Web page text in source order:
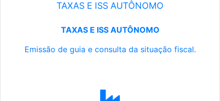
TAXAS E ISS AUTÔNOMO
TAXAS E ISS AUTÔNOMO
Emissão de guia e consulta da situação fiscal.